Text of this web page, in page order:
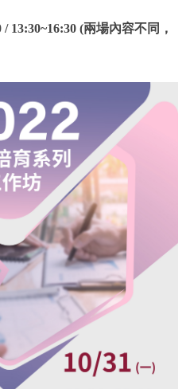
13:30~16:30 (兩場內容不同，